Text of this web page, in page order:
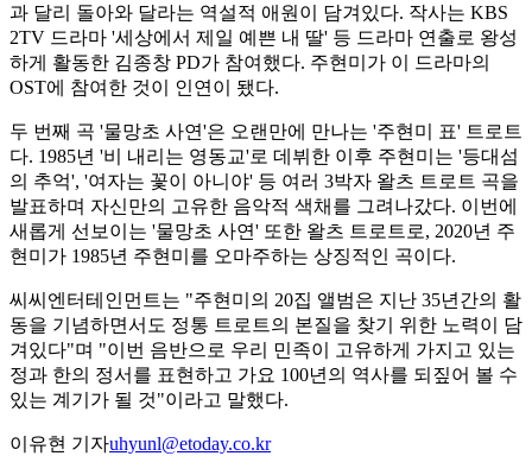
과 달리 돌아와 달라는 역설적 애원이 담겨있다. 작사는 KBS
2TV 드라마 '세상에서 제일 예쁜 내 딸' 등 드라마 연출로 왕성
하게 활동한 김종창 PD가 참여했다. 주현미가 이 드라마의
OST에 참여한 것이 인연이 됐다.
두 번째 곡 '물망초 사연'은 오랜만에 만나는 '주현미 표' 트로트
다. 1985년 '비 내리는 영동교'로 데뷔한 이후 주현미는 '등대섬
의 추억', '여자는 꽃이 아니야' 등 여러 3박자 왈츠 트로트 곡을
발표하며 자신만의 고유한 음악적 색채를 그려나갔다. 이번에
새롭게 선보이는 '물망초 사연' 또한 왈츠 트로트로, 2020년 주
현미가 1985년 주현미를 오마주하는 상징적인 곡이다.
씨씨엔터테인먼트는 "주현미의 20집 앨범은 지난 35년간의 활
동을 기념하면서도 정통 트로트의 본질을 찾기 위한 노력이 담
겨있다"며 "이번 음반으로 우리 민족이 고유하게 가지고 있는
정과 한의 정서를 표현하고 가요 100년의 역사를 되짚어 볼 수
있는 계기가 될 것"이라고 말했다.
이유현 기자uhyunl@etoday.co.kr